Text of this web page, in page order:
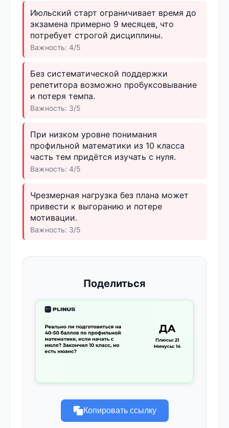
Июльский старт ограничивает время до
экзамена примерно 9 месяцев, что
потребует строгой дисциплины.
Важность: 4/5
Без систематической поддержки
репетитора возможно пробуксовывание
и потеря темпа.
Важность: 3/5
При низком уровне понимания
профильной математики из 10 класса
часть тем придётся изучать с нуля.
Важность: 4/5
Чрезмерная нагрузка без плана может
привести к выгоранию и потере
мотивации.
Важность: 3/5
Поделиться
Копировать ссылку